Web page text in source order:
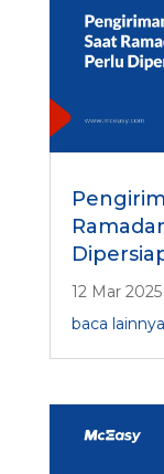
12 Mar 2025
baca lainnya